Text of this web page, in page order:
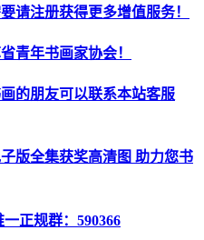
请注册获得更多增值服务！
青年书画家协会！
的朋友可以联系本站客服
版全集获奖高清图 助力您书
正规群：590366